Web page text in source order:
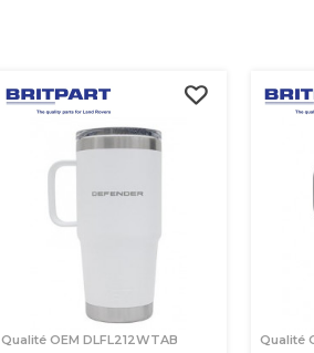
Qualité OEM DLFL212WTAB Qualité